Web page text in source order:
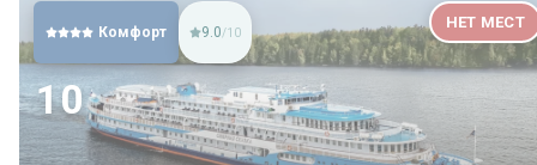
Комфорт 9.0/10
НЕТ МЕСТ
10